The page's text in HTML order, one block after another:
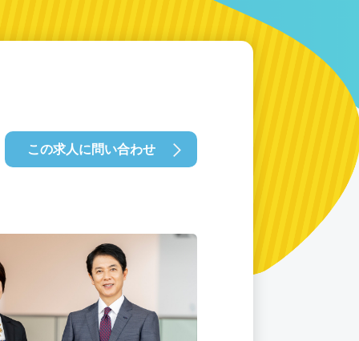
この求人に問い合わせ